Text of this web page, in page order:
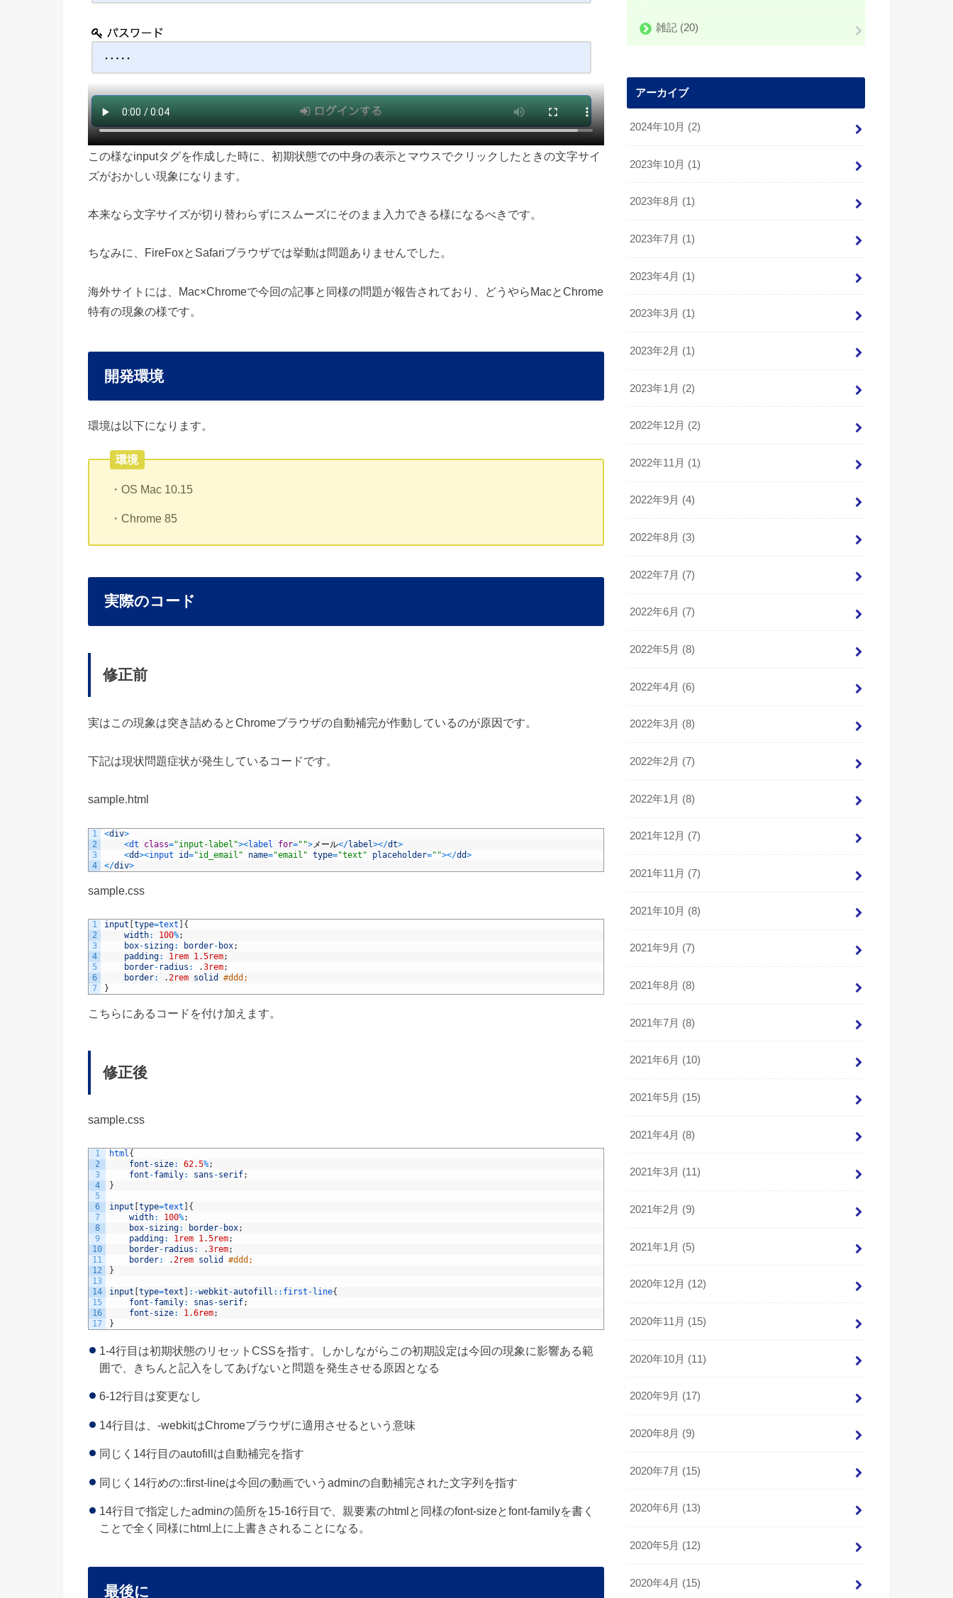
この様なinputタグを作成した時に、初期状態での中身の表示とマウスでクリックしたときの文字サイ
ズがおかしい現象になります。
本来なら文字サイズが切り替わらずにスムーズにそのまま入力できる様になるべきです。
ちなみに、FireFoxとSafariブラウザでは挙動は問題ありませんでした。
海外サイトには、Mac×Chromeで今回の記事と同様の問題が報告されており、どうやらMacとChrome
特有の現象の様です。
開発環境
環境は以下になります。
環境
・OS Mac 10.15
・Chrome 85
実際のコード
修正前
実はこの現象は突き詰めるとChromeブラウザの自動補完が作動しているのが原因です。
下記は現状問題症状が発生しているコードです。
sample.html
1
2
3
4
<div>
<dt class="input-label"><label for=""> メール</label></dt>
<dd><input id="id_email" name="email" type="text" placeholder=""></dd>
</div>
sample.css
1
2
3
4
5
6
7
input type=text
{
width: 100%;
box-sizing: border- box;
padding: 1rem 1.5rem;
border- radius : .3rem;
border: .2rem solid
#ddd;
}
こちらにあるコードを付け加えます。
修正後
sample.css
1
2
3
4
5
6
7
8
9
10
11
12
13
14
15
16
17
html{
font -size: 62.5%;
font -family: sans -serif;
}
input type=text
{
width: 100%;
box-sizing: border- box;
padding: 1rem 1.5rem;
border- radius : .3rem;
border: .2rem solid
#ddd;
}
input type=text : -webkit -autofill :: first - line{
font -family: snas -serif;
font -size: 1.6rem;
}
1-4行目は初期状態のリセットCSSを指す。しかしながらこの初期設定は今回の現象に影響ある範
囲で、きちんと記入をしてあげないと問題を発生させる原因となる
6-12行目は変更なし
14行目は、-webkitはChromeブラウザに適用させるという意味
同じく14行目のautofillは自動補完を指す
同じく14行めの::first-lineは今回の動画でいうadminの自動補完された文字列を指す
14行目で指定したadminの箇所を15-16行目で、親要素のhtmlと同様のfont-sizeとfont-familyを書く
ことで全く同様にhtml上に上書きされることになる。
最後に
雑記 (20)
アーカイブ
2024年10月 (2)
2023年10月 (1)
2023年8月 (1)
2023年7月 (1)
2023年4月 (1)
2023年3月 (1)
2023年2月 (1)
2023年1月 (2)
2022年12月 (2)
2022年11月 (1)
2022年9月 (4)
2022年8月 (3)
2022年7月 (7)
2022年6月 (7)
2022年5月 (8)
2022年4月 (6)
2022年3月 (8)
2022年2月 (7)
2022年1月 (8)
2021年12月 (7)
2021年11月 (7)
2021年10月 (8)
2021年9月 (7)
2021年8月 (8)
2021年7月 (8)
2021年6月 (10)
2021年5月 (15)
2021年4月 (8)
2021年3月 (11)
2021年2月 (9)
2021年1月 (5)
2020年12月 (12)
2020年11月 (15)
2020年10月 (11)
2020年9月 (17)
2020年8月 (9)
2020年7月 (15)
2020年6月 (13)
2020年5月 (12)
2020年4月 (15)